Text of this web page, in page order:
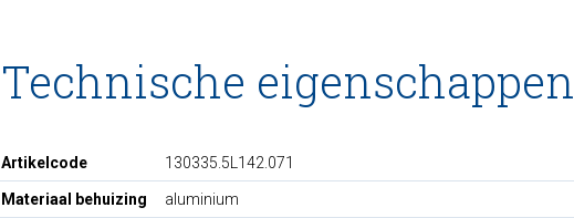
Technische eigenschappen
Artikelcode 130335.5L142.071
Materiaal behuizing aluminium